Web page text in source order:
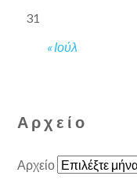
« Ιούλ
31
Αρχείο
Αρχείο